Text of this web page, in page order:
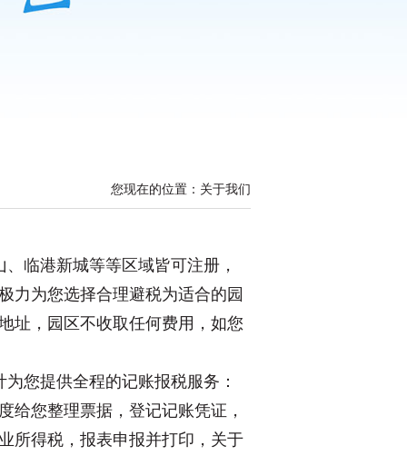
您现在的位置：关于我们
临港新城等等区域皆可注册，
力为您选择合理避税为适合的园
址，园区不收取任何费用，如您
您提供全程的记账报税服务：
给您整理票据，登记记账凭证，
所得税，报表申报并打印，关于